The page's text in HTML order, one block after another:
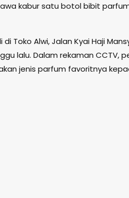
kabur satu botol bibit
Toko Alwi, Jalan Kyai Haji
lalu. Dalam rekaman CCTV,
jenis parfum favoritnya